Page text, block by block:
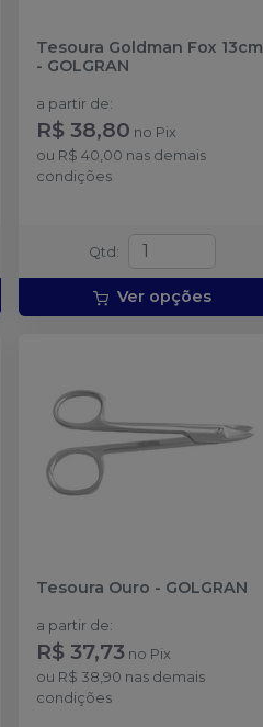
Tesoura Goldman Fox 13cm
- GOLGRAN
a partir de:
R$ 38,80 no Pix
ou R$ 40,00 nas demais
condições
Qtd:
Ver opções
Tesoura Ouro - GOLGRAN
a partir de:
R$ 37,73 no Pix
ou R$ 38,90 nas demais
condições